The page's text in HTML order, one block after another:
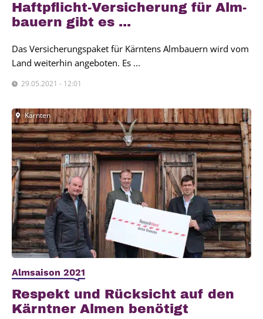
Haft­pflicht-Ver­si­che­rung für Alm­
bau­ern gibt es ...
Das Versicherungspaket für Kärntens Almbauern wird vom
Land weiterhin angeboten. Es ...
29.05.2021 - 12:01
Kärnten
Almsaison 2021
Respekt und Rück­sicht auf den
Kärnt­ner Almen benö­tigt